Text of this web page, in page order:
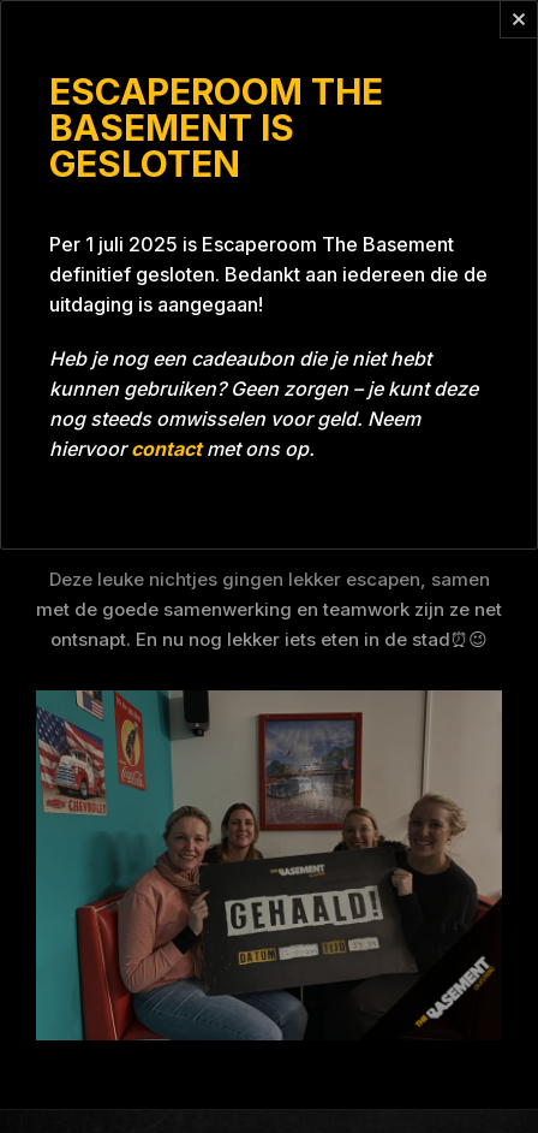
ESCAPEROOM THE
BASEMENT IS
GESLOTEN
Per 1 juli 2025 is Escaperoom The Basement
definitief gesloten. Bedankt aan iedereen die de
uitdaging is aangegaan!
Heb je nog een cadeaubon die je niet hebt
kunnen gebruiken? Geen zorgen – je kunt deze
nog steeds omwisselen voor geld. Neem
hiervoorcontactmet ons op.
Tijd 59:34 Datum 12-01-2025
Room Grill With A Thrill
Deze leuke nichtjes gingen lekker escapen, samen
met de goede samenwerking en teamwork zijn ze net
ontsnapt. En nu nog lekker iets eten in de stad⏰😉